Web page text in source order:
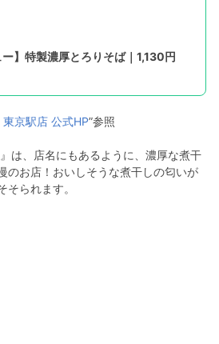
ー】特製濃厚とろりそば｜1,130円
京駅店 公式HP”参照
は、店名にもあるように、濃厚な煮干
のお店！おいしそうな煮干しの匂いが
そられます。